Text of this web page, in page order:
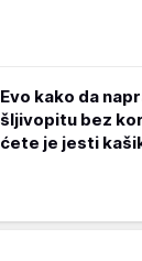
Evo kako da
šljivopitu bez
ćete je jesti